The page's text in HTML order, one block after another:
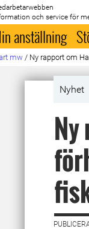
och service för
anställning
mw / Ny rapport om
Nyhet